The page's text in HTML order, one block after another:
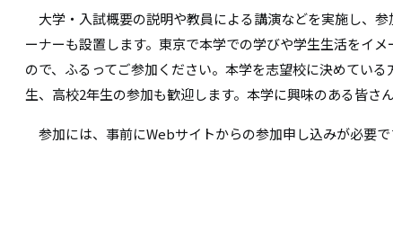
ン
ク
ク
大学・入試概要の説明や教員による講演などを実施し、
ーナーも設置します。東京で本学での学びや学生生活をイ
ので、ふるってご参加ください。本学を志望校に決めてい
生、高校2年生の参加も歓迎します。本学に興味のある皆さ
参加には、事前にWebサイトからの参加申し込みが必要で